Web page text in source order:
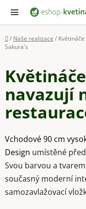
obsah
Domů
/ Naše realizace /
Sakura's
navazují
Vchodové 90 cm
Design umístěné
Svou barvou a
současný moderní
samozavlažovací